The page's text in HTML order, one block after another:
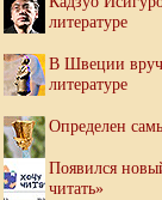
литературе
В Швеции
литературе
Определен
Появился
читать»